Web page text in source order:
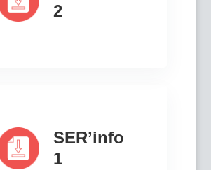
2
SER’info
1